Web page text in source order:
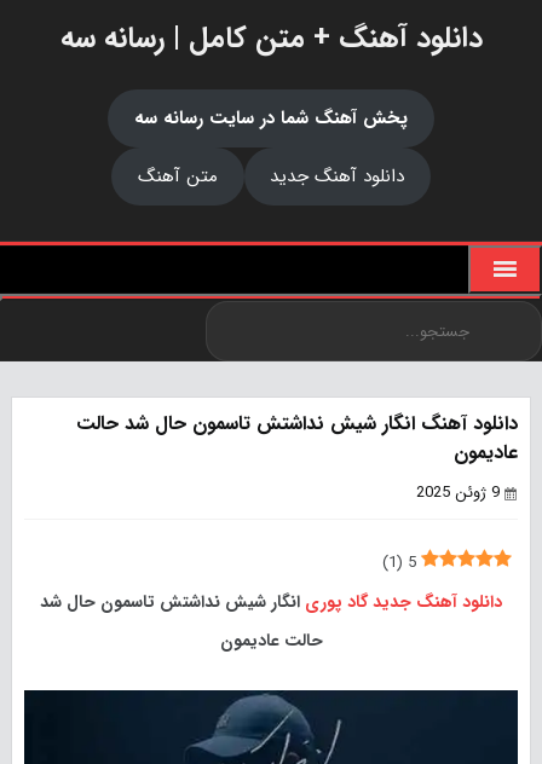
دانلود آهنگ + متن کامل | رسانه سه
پخش آهنگ شما در سایت رسانه سه
دانلود آهنگ جدید
متن آهنگ
دانلود آهنگ انگار شیش نداشتش تاسمون حال شد حالت
عادیمون
9 ژوئن 2025
5
(
1
)
دانلود آهنگ جدیدگاد پوری انگار شیش نداشتش تاسمون حال شد
حالت عادیمون